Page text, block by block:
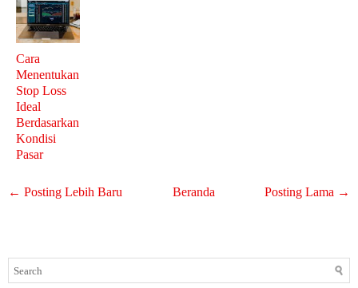
Cara
Menentukan
Stop Loss
Ideal
Berdasarkan
Kondisi
Pasar
← Posting Lebih Baru Posting Lama →
Beranda